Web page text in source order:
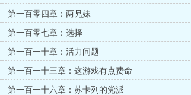
第一百零四章：两兄妹
第一百零七章：选择
第一百一十章：活力问题
第一百一十三章：这游戏有点费命
第一百一十六章：苏卡列的党派